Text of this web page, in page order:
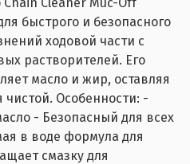
быстрого и безопасного
ходовой части с
растворителей. Его
масло и жир, оставляя
Особенности: -
- Безопасный для всех
в воде формула для
смазку для